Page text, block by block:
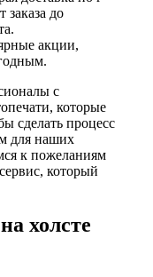
заказа до
акции,
с
которые
сделать процесс
для наших
к пожеланиям
который
холсте